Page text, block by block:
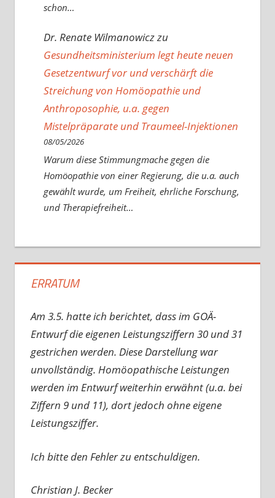
schon…
Dr. Renate Wilmanowiczzu
Gesundheitsministerium legt heute neuen
Gesetzentwurf vor und verschärft die
Streichung von Homöopathie und
Anthroposophie, u.a. gegen
Mistelpräparate und Traumeel-Injektionen
08/05/2026
Warum diese Stimmungmache gegen die
Homöopathie von einer Regierung, die u.a. auch
gewählt wurde, um Freiheit, ehrliche Forschung,
und Therapiefreiheit…
ERRATUM
Am 3.5. hatte ich berichtet, dass im GOÄ-
Entwurf die eigenen Leistungsziffern 30 und 31
gestrichen werden. Diese Darstellung war
unvollständig. Homöopathische Leistungen
werden im Entwurf weiterhin erwähnt (u.a. bei
Ziffern 9 und 11), dort jedoch ohne eigene
Leistungsziffer.
Ich bitte den Fehler zu entschuldigen.
Christian J. Becker